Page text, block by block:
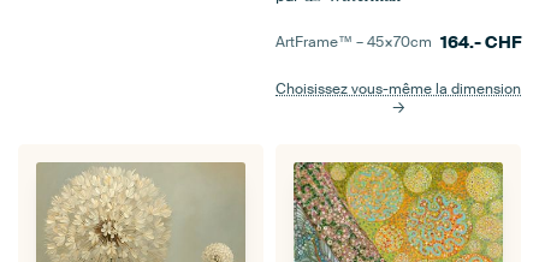
ArtFrame™ –45×70cm 164.-CHF
Choisissez vous-même la dimension